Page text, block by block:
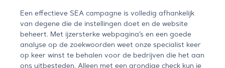
Een effectieve SEA campagne is volledig afhankelijk
van degene die de instellingen doet en de website
beheert. Met ijzersterke webpagina’s en een goede
analyse op de zoekwoorden weet onze specialist keer
op keer winst te behalen voor de bedrijven die het aan
ons uitbesteden. Alleen met een grondige check kun je